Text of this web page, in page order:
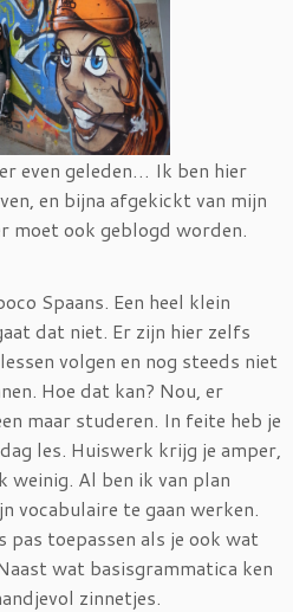
even geleden… Ik ben hier
en bijna afgekickt van mijn
moet ook geblogd worden.
Spaans. Een heel klein
dat niet. Er zijn hier zelfs
volgen en nog steeds niet
Hoe dat kan? Nou, er
maar studeren. In feite heb je
les. Huiswerk krijg je amper,
weinig. Al ben ik van plan
vocabulaire te gaan werken.
pas toepassen als je ook wat
wat basisgrammatica ken
zinnetjes.